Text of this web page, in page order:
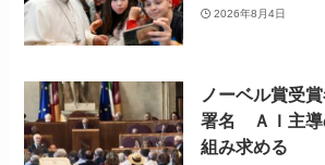
2026年8月4日
ノーベル賞受
署名 ＡＩ主導
組み求める